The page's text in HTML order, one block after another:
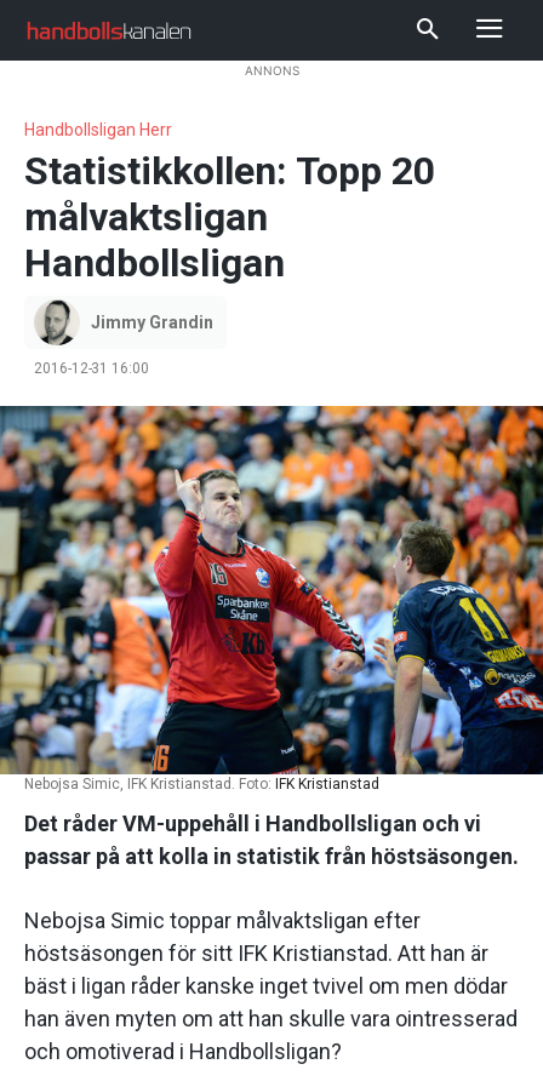
ANNONS
Handbollsligan Herr
Statistikkollen: Topp 20
målvaktsligan
Handbollsligan
Jimmy Grandin
2016-12-31 16:00
Nebojsa Simic, IFK Kristianstad. Foto: IFK Kristianstad
Det råder VM-uppehåll i Handbollsligan och vi
passar på att kolla in statistik från höstsäsongen.
Nebojsa Simic toppar målvaktsligan efter
höstsäsongen för sitt IFK Kristianstad. Att han är
bäst i ligan råder kanske inget tvivel om men dödar
han även myten om att han skulle vara ointresserad
och omotiverad i Handbollsligan?